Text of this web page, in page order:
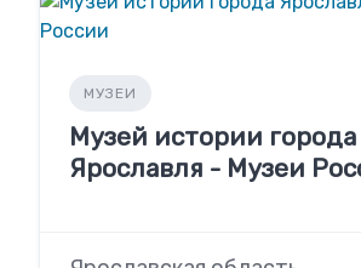
МУЗЕИ
Музей истории города
Ярославля - Музеи